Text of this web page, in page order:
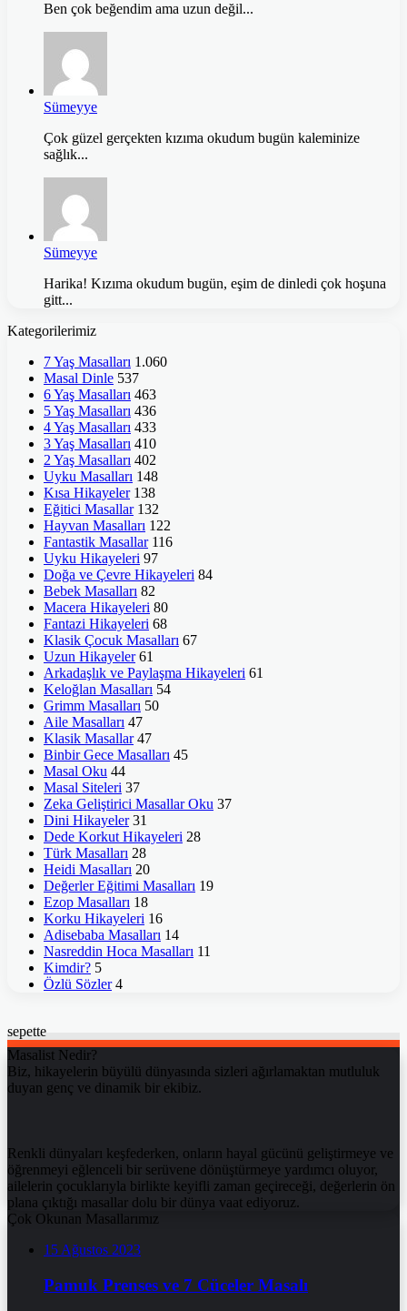
Ben çok beğendim ama uzun değil...
Sümeyye
Çok güzel gerçekten kızıma okudum bugün kaleminize
sağlık...
Sümeyye
Harika! Kızıma okudum bugün, eşim de dinledi çok hoşuna
gitt...
Kategorilerimiz
7 Yaş Masalları 1.060
Masal Dinle 537
6 Yaş Masalları 463
5 Yaş Masalları 436
4 Yaş Masalları 433
3 Yaş Masalları 410
2 Yaş Masalları 402
Uyku Masalları 148
Kısa Hikayeler 138
Eğitici Masallar 132
Hayvan Masalları 122
Fantastik Masallar 116
Uyku Hikayeleri 97
Doğa ve Çevre Hikayeleri 84
Bebek Masalları 82
Macera Hikayeleri 80
Fantazi Hikayeleri 68
Klasik Çocuk Masalları 67
Uzun Hikayeler 61
Arkadaşlık ve Paylaşma Hikayeleri 61
Keloğlan Masalları 54
Grimm Masalları 50
Aile Masalları 47
Klasik Masallar 47
Binbir Gece Masalları 45
Masal Oku 44
Masal Siteleri 37
Zeka Geliştirici Masallar Oku 37
Dini Hikayeler 31
Dede Korkut Hikayeleri 28
Türk Masalları 28
Heidi Masalları 20
Değerler Eğitimi Masalları 19
Ezop Masalları 18
Korku Hikayeleri 16
Adisebaba Masalları 14
Nasreddin Hoca Masalları 11
Kimdir? 5
Özlü Sözler 4
sepette
Masalist Nedir?
Biz, hikayelerin büyülü dünyasında sizleri ağırlamaktan mutluluk
duyan genç ve dinamik bir ekibiz.
Renkli dünyaları keşfederken, onların hayal gücünü geliştirmeye ve
öğrenmeyi eğlenceli bir serüvene dönüştürmeye yardımcı oluyor,
ailelerin çocuklarıyla birlikte keyifli zaman geçireceği, değerlerin ön
plana çıktığı masallar dolu bir dünya vaat ediyoruz.
Çok Okunan Masallarımız
15 Ağustos 2023
Pamuk Prenses ve 7 Cüceler Masalı